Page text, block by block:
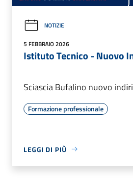
NOTIZIE
5 FEBBRAIO 2026
Istituto Tecnico - Nuovo
Sciascia Bufalino nuovo
Formazione professionale
LEGGI DI PIÙ